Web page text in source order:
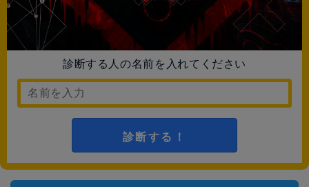
診断する人の名前を入れてください
診断する！